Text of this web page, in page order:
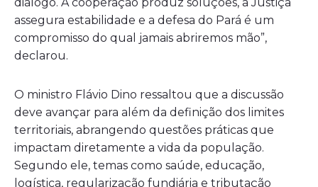
assegura estabilidade e a defesa do Pará é um
compromisso do qual jamais abriremos mão”,
declarou.
O ministro Flávio Dino ressaltou que a discussão
deve avançar para além da definição dos limites
territoriais, abrangendo questões práticas que
impactam diretamente a vida da população.
Segundo ele, temas como saúde, educação,
logística, regularização fundiária e tributação